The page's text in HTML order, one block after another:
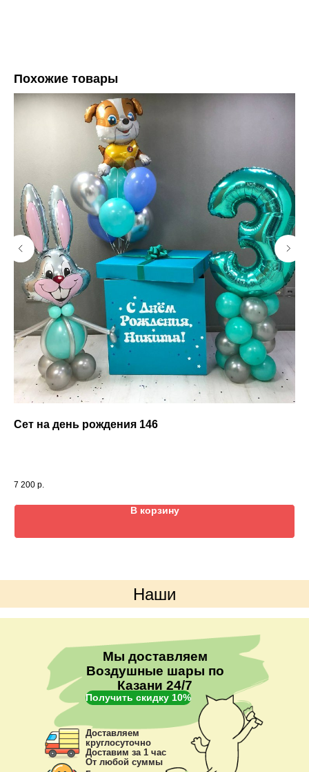
Похожие товары
Сет на день рождения 146
7 200 р.
В корзину
Наши
преимущества
Мы доставляем
Воздушные шары по
Казани 24/7
Получить скидку 10%
Доставляем
круглосуточно
Доставим за 1 час
От любой суммы